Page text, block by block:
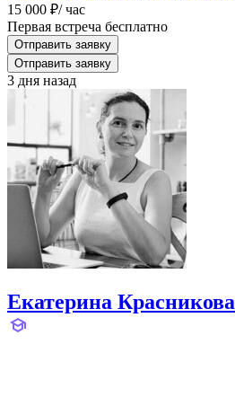
15 000 ₽/ час
Первая встреча бесплатно
Отправить заявку
Отправить заявку
3 дня назад
Екатерина Красникова